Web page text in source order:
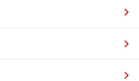
加上實驗室教授姓名，謝謝。